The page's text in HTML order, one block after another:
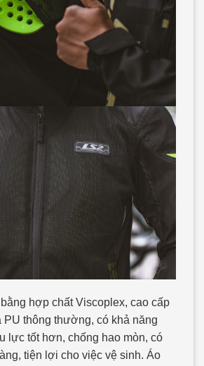
hợp chất Viscoplex, cao cấp
thông thường, có khả năng
lực tốt hơn, chống hao mòn, có
tiện lợi cho việc vệ sinh. Áo